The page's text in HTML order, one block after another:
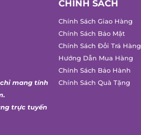
mang tính
trực tuyến
CHÍNH SÁCH
Chính Sách Giao Hàng
Chính Sách Bảo Mật
Chính Sách Đổi Trả Hàng
Hướng Dẫn Mua Hàng
Chính Sách Bảo Hành
Chính Sách Quà Tặng